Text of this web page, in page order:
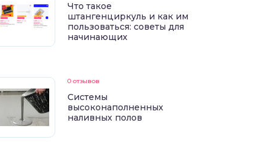
Что такое
штангенциркуль и как им
пользоваться: советы для
начинающих
0 отзывов
Системы
высоконаполненных
наливных полов